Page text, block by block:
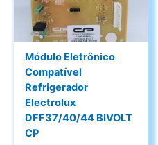
Módulo Eletrônico
Compatível
Refrigerador
Electrolux
DFF37/40/44 BIVOLT
CP